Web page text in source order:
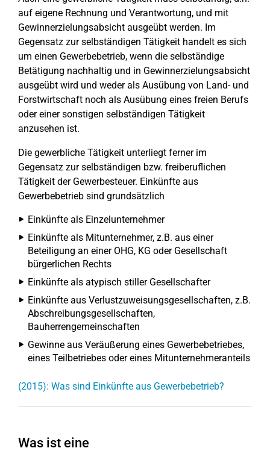
auf eigene Rechnung und Verantwortung, und mit
Gewinnerzielungsabsicht ausgeübt werden. Im
Gegensatz zur selbständigen Tätigkeit handelt es sich
um einen Gewerbebetrieb, wenn die selbständige
Betätigung nachhaltig und in Gewinnerzielungsabsicht
ausgeübt wird und weder als Ausübung von Land- und
Forstwirtschaft noch als Ausübung eines freien Berufs
oder einer sonstigen selbständigen Tätigkeit
anzusehen ist.
Die gewerbliche Tätigkeit unterliegt ferner im
Gegensatz zur selbständigen bzw. freiberuflichen
Tätigkeit der Gewerbesteuer. Einkünfte aus
Gewerbebetrieb sind grundsätzlich
Einkünfte als Einzelunternehmer
Einkünfte als Mitunternehmer, z.B. aus einer
Beteiligung an einer OHG, KG oder Gesellschaft
bürgerlichen Rechts
Einkünfte als atypisch stiller Gesellschafter
Einkünfte aus Verlustzuweisungsgesellschaften, z.B.
Abschreibungsgesellschaften,
Bauherrengemeinschaften
Gewinne aus Veräußerung eines Gewerbebetriebes,
eines Teilbetriebes oder eines Mitunternehmeranteils
(2015): Was sind Einkünfte aus Gewerbebetrieb?
Was ist eine